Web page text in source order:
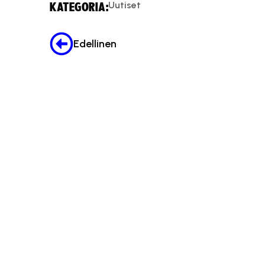
KATEGORIA:Uutiset
Edellinen